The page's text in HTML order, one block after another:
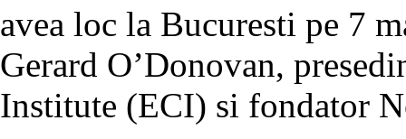
avea loc la Bucuresti pe 7
Gerard O’Donovan,
Institute (ECI) si fondator